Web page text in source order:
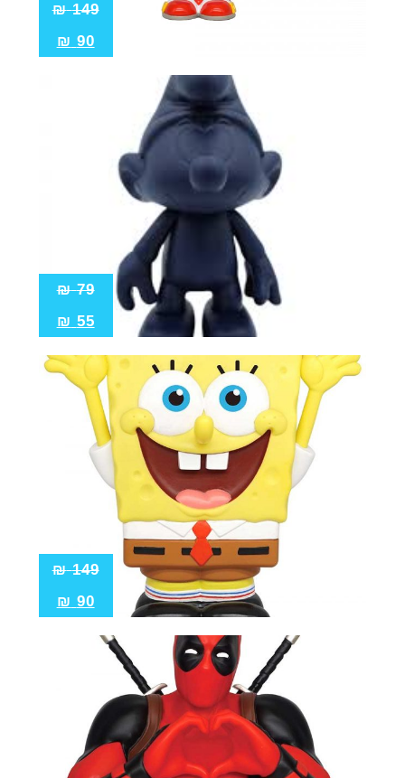
149
₪
90
₪
79
₪
55
₪
149
₪
90
₪